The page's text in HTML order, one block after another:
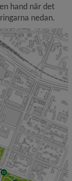
hand när det
nedan.